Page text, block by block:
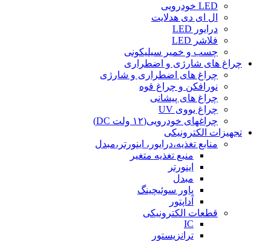
LED خودرویی
ال ای دی هدلایت
درایور LED
فلاشر LED
چسب و خمیر سیلیکونی
چراغ های شارژی و اضطراری
چراغ های اضطراری و شارژی
نورافکن و چراغ قوه
چراغ های پیشانی
چراغ یووی UV
چراغهای خودرویی(۱۲ ولت DC)
تجهیزات الکترونیکی
منابع تغذیه،درایور، اینورتر،مبدل
منبع تغذیه متغیر
اینورتر
مبدل
پاور سوئیچینگ
آداپتور
قطعات الکترونیکی
IC
ترانزیستور